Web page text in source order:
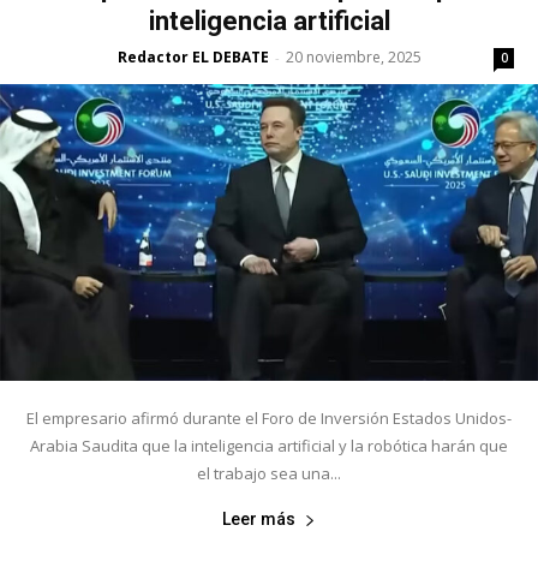
inteligencia artificial
Redactor EL DEBATE - 20 noviembre, 2025 0
El empresario afirmó durante el Foro de Inversión Estados Unidos-
Arabia Saudita que la inteligencia artificial y la robótica harán que
el trabajo sea una...
Leer más